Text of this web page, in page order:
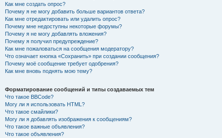
Как мне создать опрос?
Почему я не могу добавить больше вариантов ответа?
Как мне отредактировать или удалить опрос?
Почему мне недоступны некоторые форумы?
Почему я не могу добавлять вложения?
Почему я получил предупреждение?
Как мне пожаловаться на сообщения модератору?
Что означает кнопка «Сохранить» при создании сообщения?
Почему моё сообщение требует одобрения?
Как мне вновь поднять мою тему?
Форматирование сообщений и типы создаваемых тем
Что такое BBCode?
Могу ли я использовать HTML?
Что такое смайлики?
Могу ли я добавлять изображения к сообщениям?
Что такое важные объявления?
Что такое объявления?